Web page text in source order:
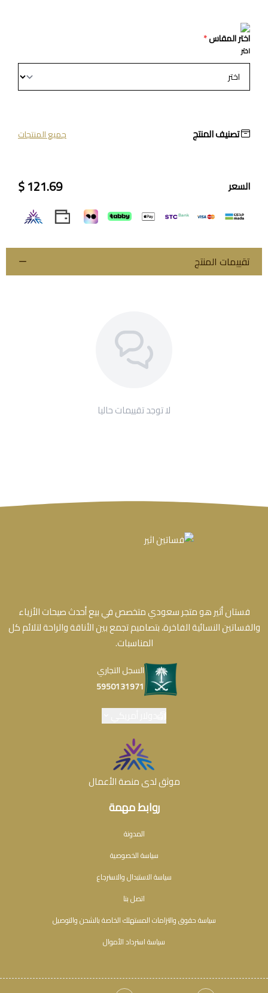
اختر المقاس*
اختر
تصنيف المنتج جميع المنتجات
السعر 121.69 $
تقييمات المنتج
لا توجد تقييمات حاليا
روابط مهمة
المدونة
سياسة الخصوصية
سياسة الاستبدال والاسترجاع
اتصل بنا
سياسة حقوق والتزامات المستهلك الخاصة بالشحن والتوصيل
سياسة استرداد الأموال
فستان أثير هو متجر سعودي متخصص في بيع أحدث صيحات الأزياء
والفساتين النسائية الفاخرة، بتصاميم تجمع بين الأناقة والراحة لتلائم كل
المناسبات.
السجل التجاري
5950131971
موثق لدى منصة الأعمال